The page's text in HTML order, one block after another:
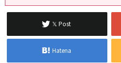
𝕏 Post
Hatena